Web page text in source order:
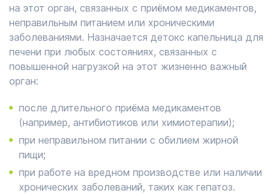
на этот орган, связанных с приёмом медикаментов,
неправильным питанием или хроническими
заболеваниями. Назначается детокс капельница для
печени при любых состояниях, связанных с
повышенной нагрузкой на этот жизненно важный
орган:
после длительного приёма медикаментов
(например, антибиотиков или химиотерапии);
при неправильном питании с обилием жирной
пищи;
при работе на вредном производстве или наличии
хронических заболеваний, таких как гепатоз.